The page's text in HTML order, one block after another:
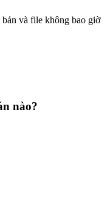
và file không bao giờ
nào?